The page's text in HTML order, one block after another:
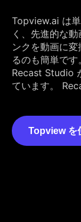
Topview.ai は
く、先進的な
ンクを動画に
るのも簡単で
Recast Studio
ています。
Topview を